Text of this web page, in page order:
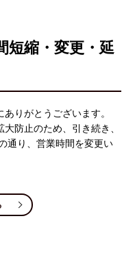
縮・変更・延
りがとうございます。
防止のため、引き続き、
通り、営業時間を変更い